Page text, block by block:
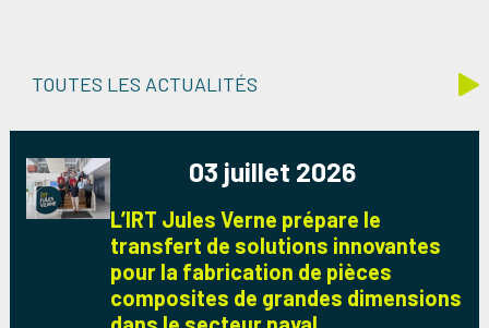
TOUTES LES ACTUALITÉS
03 juillet 2026
L’IRT Jules Verne prépare le
transfert de solutions innovantes
pour la fabrication de pièces
composites de grandes dimensions